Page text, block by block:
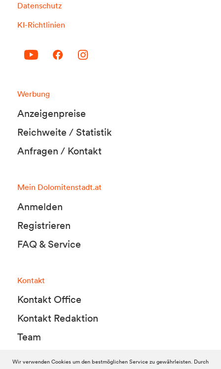
Datenschutz
KI-Richtlinien
Werbung
Anzeigenpreise
Reichweite / Statistik
Anfragen / Kontakt
Mein Dolomitenstadt.at
Anmelden
Registrieren
FAQ & Service
Kontakt
Kontakt Office
Kontakt Redaktion
Team
Wir verwenden Cookies um den bestmöglichen Service zu gewährleisten. Durch